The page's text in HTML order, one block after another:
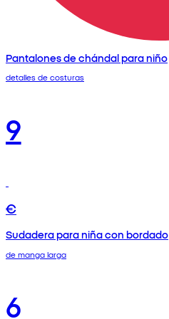
Pantalones de chándal para niño
detalles de costuras
9
€
Sudadera para niña con bordado
de manga larga
6